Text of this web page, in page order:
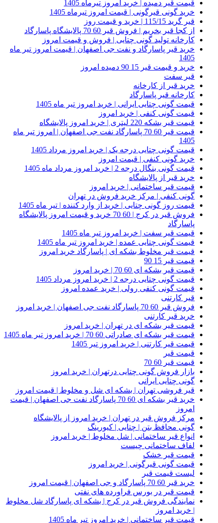
قیمت قیر دمیده | خرید امروز تیرماه 1405
خرید گونی قیرگونی | قیمت امروز تیرماه 1405
قیر گرید 115/15 | خرید و قیمت روز
از کجا قیر بخریم | فروش قیر 60 70 پالایشگاه پاسارگاد
کارخانه تولید گونی چتایی | فروش و قیمت امروز
خرید قیر پاسارگاد و نفت جی اصفهان | قیمت امروز تیر ماه
1405
خرید و قیمت قیر 15 90 دمیده امروز
قیر سفت
خرید قیر از کارخانه
کارخانه قیر پاسارگاد
قیمت گونی چتایی ایرانی | خرید امروز تیر ماه 1405
قیمت گونی کنفی | خرید امروز
قیمت قیر بشکه 220 لیتری | خرید امروز پالایشگاه
قیمت قیر 60 70 پاسارگاد نفت جی اصفهان | امروز تیر ماه
1405
قیمت گونی چتایی درجه یک | خرید امروز مرداد 1405
خرید گونی کنفی | قیمت امروز
قیمت گونی بنگال درجه 2 | خرید امروز مرداد ماه 1405
خرید قیر از پالایشگاه
قیمت قیر ساختمانی | خرید امروز
گونی کنفی | مرکز خرید فروش در تهران
قیمت روز گونی چتایی | خرید از وارد کننده | تیر ماه 1405
فروش قیر در کرج | 60 70 خرید و قیمت امروز پالایشگاه
پاسارگاد
قیمت قیر سفت | خرید امروز تیر ماه 1405
قیمت گونی چتایی عمده | خرید امروز تیر ماه 1405
قیمت قیر مخلوط بشکه ای | پاسارگاد خرید امروز
قیمت قیر 15 90
قیمت قیر بشکه ای 60 70 | خرید امروز
قیمت گونی چتایی درجه 2 | خرید امروز مرداد 1405
قیمت گونی کنفی رولی | خرید عمده امروز
قیر کارتنی
فروش قیر 60 70 پاسارگاد نفت جی اصفهان | خرید امروز
خرید قیر کارتنی
قیمت قیر بشکه ای در تهران | خرید امروز
قیمت قیر بشکه ای صادراتی 60 70 | خرید امروز تیر ماه 1405
قیمت قیر کارتنی | خرید امروز تیر 1405
قیمت قیر
قیمت قیر 60 70
بازار فروش گونی چتایی درتهران | خرید امروز
گونی چتایی ایرانی
قیر فروشی تهران | بشکه ای شل و مخلوط | قیمت امروز
خرید قیر بشکه ای 60 70 پاسارگاد نفت جی اصفهان | قیمت
امروز
مرکز فروش قیر در تهران | خرید امروز از پالایشگاه
گونی محافظ بتن | چتایی | کیورینگ
انواع قیر ساختمانی | شل مخلوط | خرید امروز
لفاف ساختمانی چیست
قیمت قیر خشک
قیمت گونی قیرگونی | خرید امروز
لیست قیمت قیر
خرید قیر 60 70 پاسارگاد و جی اصفهان | قیمت امروز
قیمت قیر در بورس فراورده های نفتی
نمایندگی فروش قیر در کرج | بشکه ای پاسارگاد شل مخلوط
| خرید امروز
قیمت قیر ساختمانی | خرید امروز تیر ماه 1405